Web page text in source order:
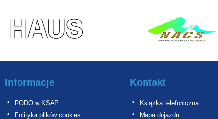
Informacje
RODO w KSAP
Polityka plików cookies
Kontakt
Książka telefoniczna
Mapa dojazdu